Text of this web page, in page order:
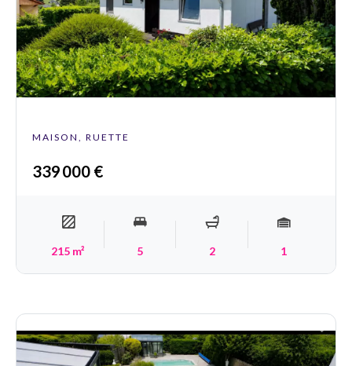
MAISON, RUETTE
339 000 €
215 m² 5 2 1